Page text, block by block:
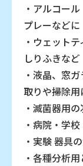
・アルコー
プレーなどに
・ウェット
しりふきなど
・液晶、窓
取りや掃除用
・滅菌器用
・病院・学
・実験 器具
・各種分析